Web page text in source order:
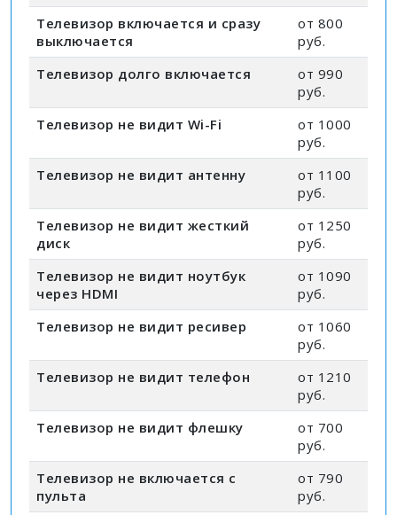
Телевизор включается и сразу
выключается
от 800
руб.
Телевизор долго включается
от 990
руб.
Телевизор не видит Wi-Fi
от 1000
руб.
Телевизор не видит антенну
от 1100
руб.
Телевизор не видит жесткий
диск
от 1250
руб.
Телевизор не видит ноутбук
через HDMI
от 1090
руб.
Телевизор не видит ресивер
от 1060
руб.
Телевизор не видит телефон
от 1210
руб.
Телевизор не видит флешку
от 700
руб.
Телевизор не включается с
пульта
от 790
руб.